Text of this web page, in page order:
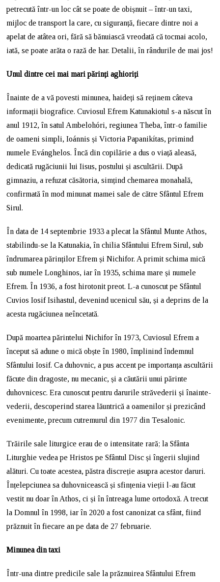
petrecută într-un loc cât se poate de obișnuit – într-un taxi,
mijloc de transport la care, cu siguranță, fiecare dintre noi a
apelat de atâtea ori, fără să bănuiască vreodată că tocmai acolo,
iată, se poate arăta o rază de har. Detalii, în rândurile de mai jos!
Unul dintre cei mai mari părinți aghioriți
Înainte de a vă povesti minunea, haideți să reținem câteva
informații biografice. Cuviosul Efrem Katunakiotul s-a născut în
anul 1912, în satul Ambelohóri, regiunea Theba, într-o familie
de oameni simpli, Ioánnis și Victoria Papanikítas, primind
numele Evánghelos. Încă din copilărie a dus o viață aleasă,
dedicată rugăciunii lui Iisus, postului și ascultării. După
gimnaziu, a refuzat căsătoria, simțind chemarea monahală,
confirmată în mod minunat mamei sale de către Sfântul Efrem
Sirul.
În data de 14 septembrie 1933 a plecat la Sfântul Munte Athos,
stabilindu-se la Katunakia, în chilia Sfântului Efrem Sirul, sub
îndrumarea părinților Efrem și Nichifor. A primit schima mică
sub numele Longhinos, iar în 1935, schima mare și numele
Efrem. În 1936, a fost hirotonit preot. L-a cunoscut pe Sfântul
Cuvios Iosif Isihastul, devenind ucenicul său, și a deprins de la
acesta rugăciunea neîncetată.
După moartea părintelui Nichifor în 1973, Cuviosul Efrem a
început să adune o mică obște în 1980, împlinind îndemnul
Sfântului Iosif. Ca duhovnic, a pus accent pe importanța ascultării
făcute din dragoste, nu mecanic, și a căutării unui părinte
duhovnicesc. Era cunoscut pentru darurile străvederii și înainte-
vederii, descoperind starea lăuntrică a oamenilor și prezicând
evenimente, precum cutremurul din 1977 din Tesalonic.
Trăirile sale liturgice erau de o intensitate rară; la Sfânta
Liturghie vedea pe Hristos pe Sfântul Disc și îngerii slujind
alături. Cu toate acestea, păstra discreție asupra acestor daruri.
Înțelepciunea sa duhovnicească și sfințenia vieții l-au făcut
vestit nu doar în Athos, ci și în întreaga lume ortodoxă. A trecut
la Domnul în 1998, iar în 2020 a fost canonizat ca sfânt, fiind
prăznuit în fiecare an pe data de 27 februarie.
Minunea din taxi
Într-una dintre predicile sale la prăznuirea Sfântului Efrem